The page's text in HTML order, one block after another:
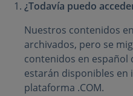
¿Todavía puedo
Nuestros contenidos
archivados, pero se
contenidos en español
estarán disponibles en
plataforma .COM.